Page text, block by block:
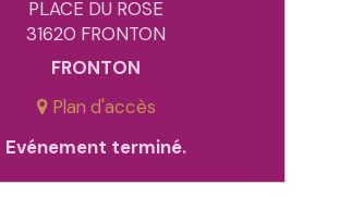
PLACE DU ROSE
31620 FRONTON
FRONTON
Plan d'accès
Evénement terminé.